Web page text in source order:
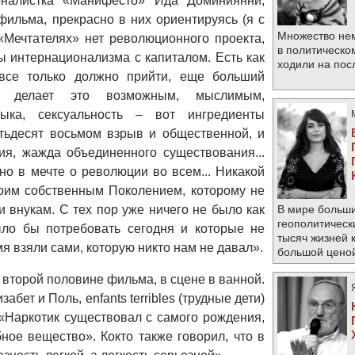
прекрасно в них ориентируясь (я с
нет революционного проекта,
интернационализма с капиталом. Есть как
только должно прийти, еще больший
делает это возможным, мыслимым,
сексуальность – вот ингредиенты
восьмом взрыв и общественной, и
жажда объединенного существования...
в мечте о революции во всем... Никакой
собственным Поколением, которому не
внукам. С тех пор уже ничего не было как
бы потребовать сегодня и которые не
сами, которую никто нам не давал».
второй половине фильма, в сцене в ванной.
и Поль, enfants terribles(трудные дети)
существовал с самого рождения,
вещество». Кокто также говорил, что в
Множество
в
ходили на
В мире
тысяч жизней
большой